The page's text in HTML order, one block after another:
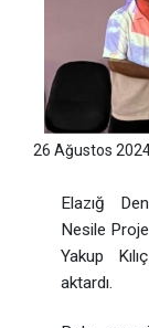
26 Ağustos
Elazığ
Nesile
Yakup
aktardı.